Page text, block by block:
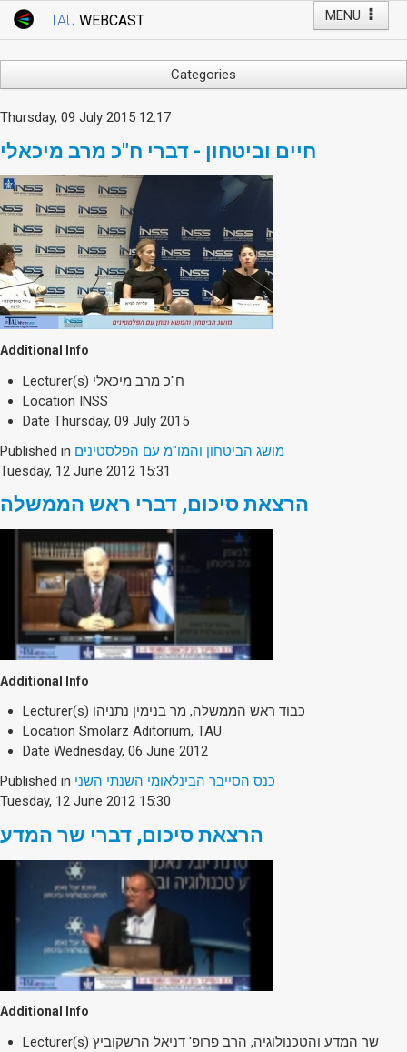
MENU
TAU WEBCAST
Webcast: Courses
Events
Live Webcast
TAU General Events
Faculty Events
YouTube Channel
Categories
Business & Management
Computers
Education
Faculty Events
Faculty of Law
History
Humanities
Lecture Series
Live Webcast
Medicine & Life Sciences
Science
Society & Politics
SEARCH
Search
Thursday, 09 July 2015 12:17
חיים וביטחון - דברי ח"כ מרב מיכאלי
Additional Info
Lecturer(s) ח"כ מרב מיכאלי
Location INSS
Date Thursday, 09 July 2015
Published in מושג הביטחון והמו"מ עם הפלסטינים
Tuesday, 12 June 2012 15:31
הרצאת סיכום, דברי ראש הממשלה
Additional Info
Lecturer(s) כבוד ראש הממשלה, מר בנימין נתניהו
Location Smolarz Aditorium, TAU
Date Wednesday, 06 June 2012
Published in כנס הסייבר הבינלאומי השנתי השני
Tuesday, 12 June 2012 15:30
הרצאת סיכום, דברי שר המדע
Additional Info
Lecturer(s) שר המדע והטכנולוגיה, הרב פרופ' דניאל הרשקוביץ